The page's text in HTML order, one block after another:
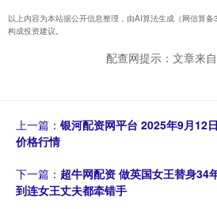
以上内容为本站据公开信息整理，由AI算法生成（网信算
构成投资建议。
配查网提示：文章来
上一篇： 银河配资网平台 2025年9月12
价格行情
下一篇： 超牛网配资 做英国女王替身34
到连女王丈夫都牵错手